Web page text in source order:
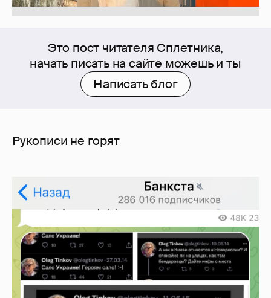
Это пост читателя Сплетника,
начать писать на сайте можешь и ты
Написать блог
Рукописи не горят